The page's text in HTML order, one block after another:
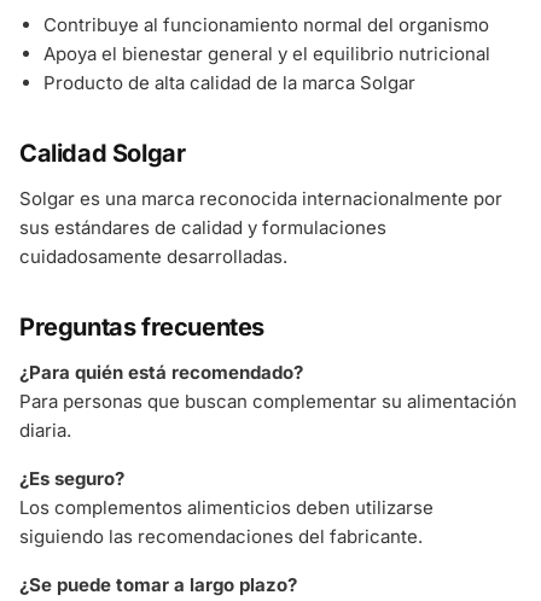
Contribuye al funcionamiento normal del organismo
Apoya el bienestar general y el equilibrio nutricional
Producto de alta calidad de la marca Solgar
Calidad Solgar
Solgar es una marca reconocida internacionalmente por
sus estándares de calidad y formulaciones
cuidadosamente desarrolladas.
Preguntas frecuentes
¿Para quién está recomendado?
Para personas que buscan complementar su alimentación
diaria.
¿Es seguro?
Los complementos alimenticios deben utilizarse
siguiendo las recomendaciones del fabricante.
¿Se puede tomar a largo plazo?